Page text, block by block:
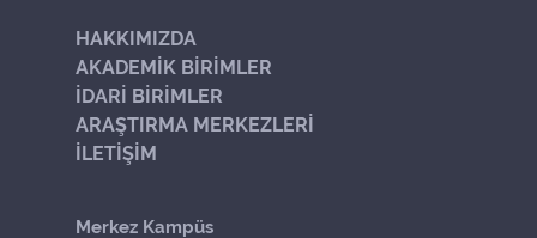
HAKKIMIZDA
AKADEMİK BİRİMLER
İDARİ BİRİMLER
ARAŞTIRMA MERKEZLERİ
İLETİŞİM
Merkez Kampüs